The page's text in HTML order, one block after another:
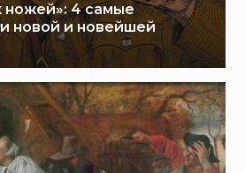
ножей»: 4 самые
новой и новейшей